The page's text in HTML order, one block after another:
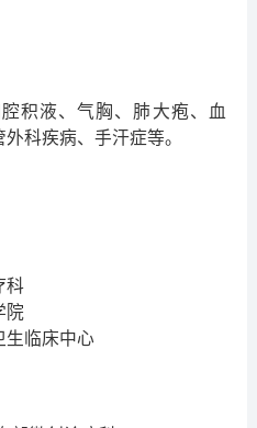
积液、气胸、肺大疱、血
科疾病、手汗症等。
科
院
生临床中心